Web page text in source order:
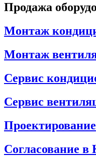
Продажа
Монтаж
Монтаж
Сервис
Сервис
Проектирование
Согласование в